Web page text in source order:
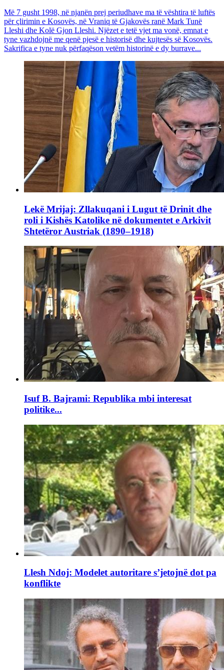
Më 7 gusht 1998, në njanën prej periudhave ma të vështira të luftës
për çlirimin e Kosovës, në Vraniq të Gjakovës ranë Mark Tunë
Lleshi dhe Kolë Gjon Lleshi. Njëzet e tetë vjet ma vonë, emnat e
tyne vazhdojnë me qenë pjesë e historisë dhe kujtesës së Kosovës.
Sakrifica e tyne nuk përfaqëson vetëm historinë e dy burrave...
Lekë Mrijaj: Zllakuqani i Lugut të Drinit dhe
roli i Kishës Katolike në dokumentet e Arkivit
Shtetëror Austriak (1890–1918)
Isuf B. Bajrami: Republika mbi interesat
politike...
Llesh Ndoj: Modelet autoritare s’jetojnë dot pa
konflikte